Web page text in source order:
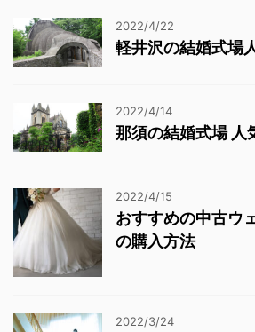
2022/4/22
軽井沢の結婚式場
2022/4/14
那須の結婚式場 人
2022/4/15
おすすめの中古ウ
の購入方法
2022/3/24